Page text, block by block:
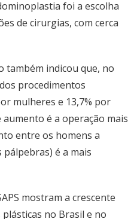
foi a escolha
de cirurgias, com cerca
também indicou que, no
procedimentos
mulheres e 13,7% por
é a operação mais
entre os homens a
é a mais
mostram a crescente
no Brasil e no